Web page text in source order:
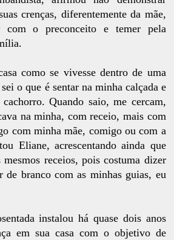
crenças, diferentemente da mãe,
com o preconceito e temer pela
como se vivesse dentro de uma
o que é sentar na minha calçada e
Quando saio, me cercam,
na minha, com receio, mais com
com minha mãe, comigo ou com a
Eliane, acrescentando ainda que
receios, pois costuma dizer
de branco com as minhas guias, eu
instalou há quase dois anos
em sua casa com o objetivo de